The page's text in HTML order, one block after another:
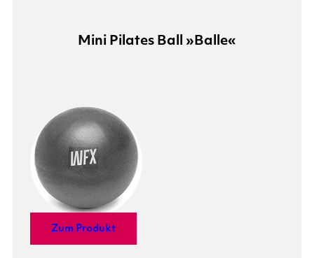
Mini Pilates Ball »Balle«
Zum Produkt